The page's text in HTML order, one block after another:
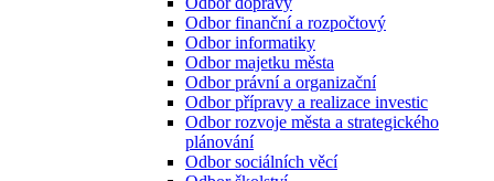
Odbor finanční a rozpočtový
Odbor informatiky
Odbor majetku města
Odbor právní a organizační
Odbor přípravy a realizace investic
Odbor rozvoje města a strategického
plánování
Odbor sociálních věcí